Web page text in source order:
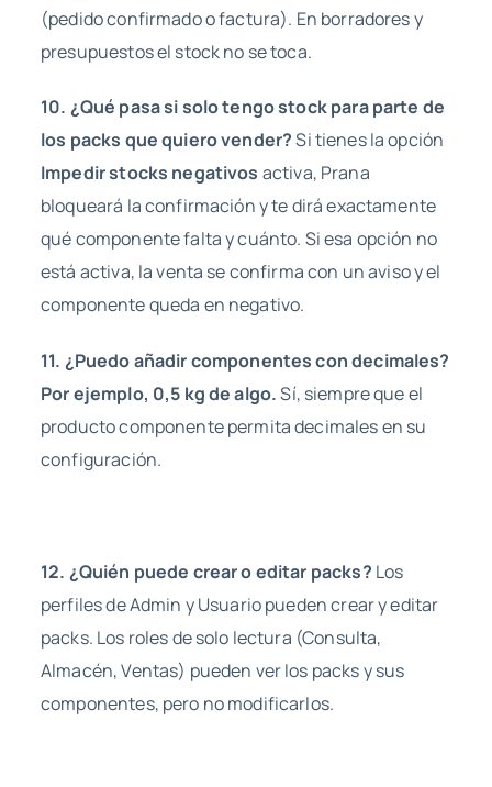
(pedido confirmado o factura). En borradores y
presupuestos el stock no se toca.
10. ¿Qué pasa si solo tengo stock para parte de
los packs que quiero vender?Si tienes la opción
Impedir stocks negativos activa, Prana
bloqueará la confirmación y te dirá exactamente
qué componente falta y cuánto. Si esa opción no
está activa, la venta se confirma con un aviso y el
componente queda en negativo.
11. ¿Puedo añadir componentes con decimales?
Por ejemplo, 0,5 kg de algo.Sí, siempre que el
producto componente permita decimales en su
configuración.
12. ¿Quién puede crear o editar packs? Los
perfiles de Admin y Usuario pueden crear y editar
packs. Los roles de solo lectura (Consulta,
Almacén, Ventas) pueden ver los packs y sus
componentes, pero no modificarlos.